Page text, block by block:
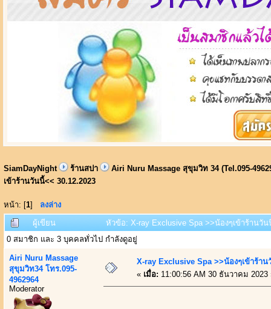
SiamDayNight ร้านสปา
Airi Nuru Massage สุขุมวิท 34 (Tel.095-
เข้าร้านวันนี้<< 30.12.2023
หน้า: [1] ลงล่าง
ผู้เขียน
หัวข้อ: X-ray Exclusive Spa >>น้องๆเข้าร้านวั
0 สมาชิก และ 3 บุคคลทั่วไป กำลังดูอยู่
Airi Nuru Massage
สุขุมวิท34 โทร.095-
4962964
Moderator
X-ray Exclusive Spa >>น้องๆเข้าร้าน
« เมื่อ: 11:00:56 AM 30 ธันวาคม 2023